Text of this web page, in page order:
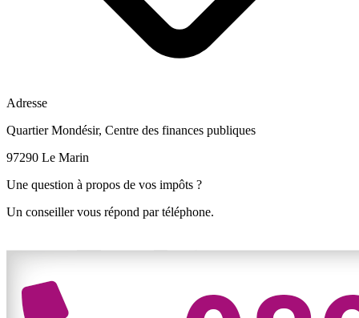
Adresse
Quartier Mondésir, Centre des finances publiques
97290 Le Marin
Une question à propos de vos impôts ?
Un conseiller vous répond par téléphone.